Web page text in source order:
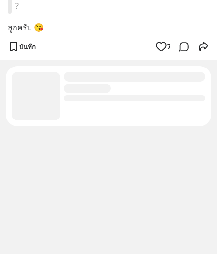
?
ลูกครับ 😘
บันทึก 7